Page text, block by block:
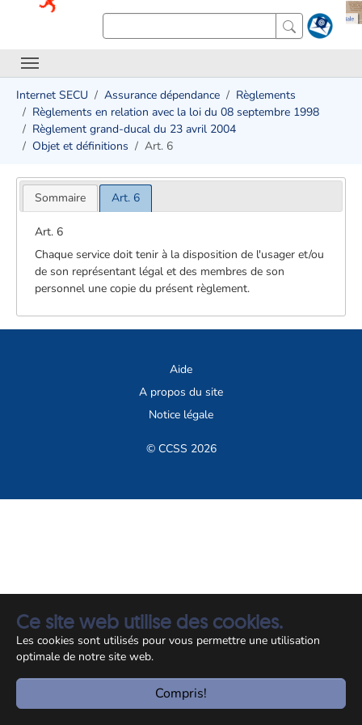
Ce site web utilise des cookies.
Les cookies sont utilisés pour vous permettre une utilisation
optimale de notre site web.
Compris!
Internet SECU Assurance dépendance
Règlements
Règlements en relation avec la loi du 08 septembre 1998
Règlement grand-ducal du 23 avril 2004
Objet et définitions
Art. 6
Sommaire Art. 6
Art. 6
Chaque service doit tenir à la disposition de l'usager et/ou
de son représentant légal et des membres de son
personnel une copie du présent règlement.
Aide
A propos du site
Notice légale
© CCSS 2026